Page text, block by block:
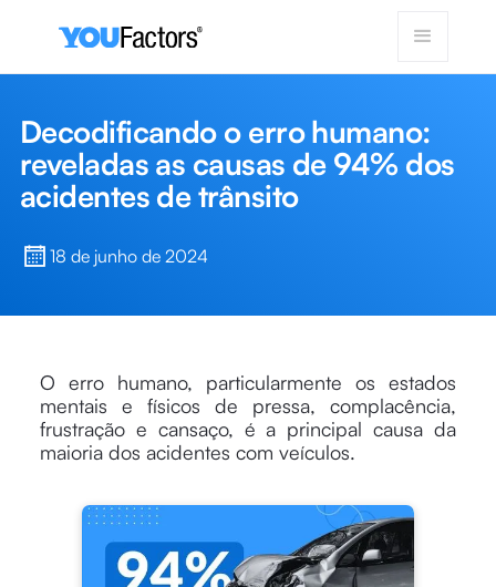
Decodificando o erro humano:
reveladas as causas de 94% dos
acidentes de trânsito
18 de junho de 2024
O erro humano, particularmente os estados
mentais e físicos de pressa, complacência,
frustração e cansaço, é a principal causa da
maioria dos acidentes com veículos.